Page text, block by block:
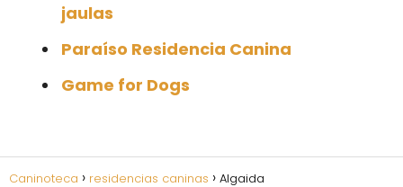
jaulas
Paraíso Residencia Canina
Game for Dogs
Caninoteca residencias caninas Algaida